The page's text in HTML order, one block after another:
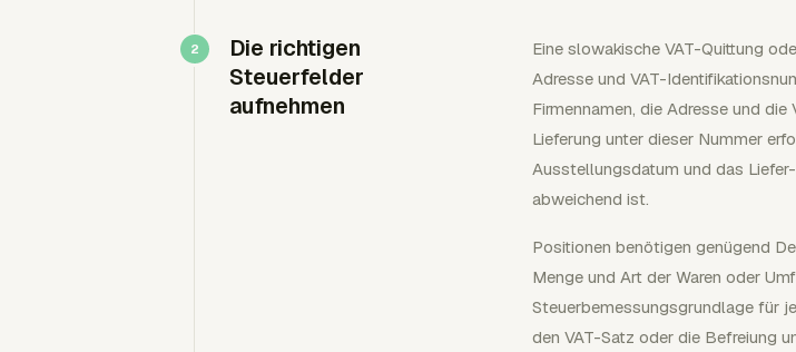
Die richtigen
Steuerfelder
aufnehmen
Eine slowakische VAT-Quittung
Adresse und VAT-
Firmennamen, die Adresse und
Lieferung unter dieser Nummer
Ausstellungsdatum und das
abweichend ist.
Positionen benötigen genügend
Menge und Art der Waren oder
Steuerbemessungsgrundlage für
den VAT-Satz oder die Befreiung